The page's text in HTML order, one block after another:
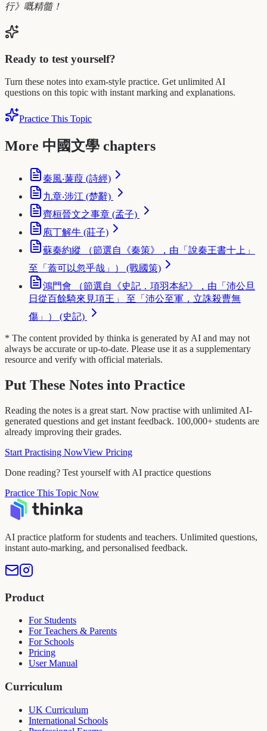
行》嘅精髓！
Ready to test yourself?
Turn these notes into exam-style practice. Get unlimited AI
questions on this topic with instant marking and explanations.
Practice This Topic
More 中國文學 chapters
秦風‧蒹葭 (詩經)
九章‧涉江 (楚辭)
齊桓晉文之事章 (孟子)
庖丁解牛 (莊子)
蘇秦約縱 （節選自《秦策》，由「說秦王書十上」
至「蓋可以忽乎哉」） (戰國策)
鴻門會 （節選自《史記．項羽本紀》，由「沛公旦
日從百餘騎來見項王」 至「沛公至軍，立誅殺曹無
傷」） (史記)
* The content provided by thinka is generated by AI and may not
always be accurate or up-to-date. Please use it as a supplementary
resource and verify with official materials.
Put These Notes into Practice
Reading the notes is a great start. Now practise with unlimited AI-
generated questions and get instant feedback. 100,000+ students are
already improving their grades.
Start Practising NowView Pricing
Done reading? Test yourself with AI practice questions
Practice This Topic Now
AI practice platform for students and teachers. Unlimited questions,
instant auto-marking, and personalised feedback.
Product
For Students
For Teachers & Parents
For Schools
Pricing
User Manual
Curriculum
UK Curriculum
International Schools